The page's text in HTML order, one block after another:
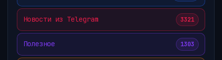
Новости из Telegram 3321
Полезное 1303